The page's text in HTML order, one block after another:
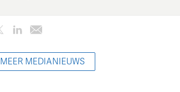
MEER MEDIANIEUWS